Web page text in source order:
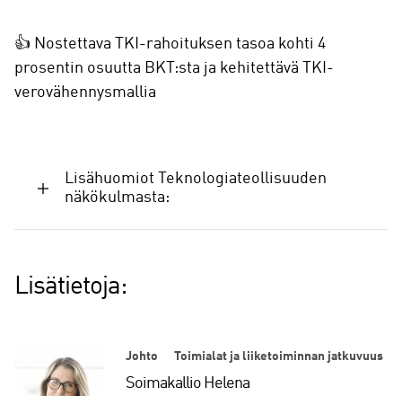
👍 Nostettava TKI-rahoituksen tasoa kohti 4
prosentin osuutta BKT:sta ja kehitettävä TKI-
verovähennysmallia
Lisähuomiot Teknologiateollisuuden
näkökulmasta:
Lisätietoja:
Johto Toimialat ja liiketoiminnan jatkuvuus
Soimakallio Helena